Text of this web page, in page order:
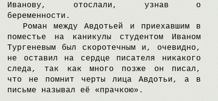
Иванову, отослали, узнав о
беременности.
Pоман между Aвдотьей и приехавшим в
поместье на каникулы студентом Иваном
Tургеневым был скоротечным и, очевидно,
не оставил на сердце писателя никакого
следа, так как много позже он писал,
что не помнит черты лица Авдотьи, а в
письме называл её «прачкою».